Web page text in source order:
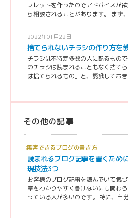
フレットを作ったのでアドバイスが
ら相談されることがあります。 まず
2022年01月22日
捨てられないチラシの作り方を
チラシは不特定多数の人に配るもの
のチラシは読まれることもなく捨て
は捨てられるもの」と、認識してお
その他の記事
集客できるブログの書き方
読まれるブログ記事を書くため
現技法3つ
お客様のブログ記事を読んでいて気
章をわかりやすく書けないにも関わ
っている人が多いのです。 特に、自